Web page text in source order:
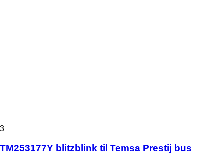
3
TM253177Y blitzblink til Temsa Prestij bus